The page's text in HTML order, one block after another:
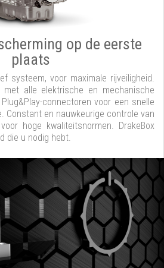
op de eerste
plaats
systeem, voor maximale rijveiligheid.
met alle elektrische en mechanische
connectoren voor een snelle
Constant en nauwkeurige controle van
hoge kwaliteitsnormen. DrakeBox
die u nodig hebt.